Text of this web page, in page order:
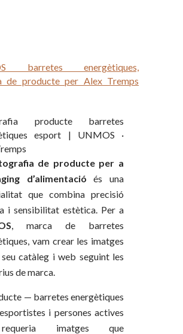
producte barretes
esport | UNMOS ·
de producte per a
d’alimentació és una
que combina precisió
i sensibilitat estètica. Per a
, marca de barretes
vam crear les imatges
catàleg i web seguint les
de marca.
— barretes energètiques
i persones actives
imatges que